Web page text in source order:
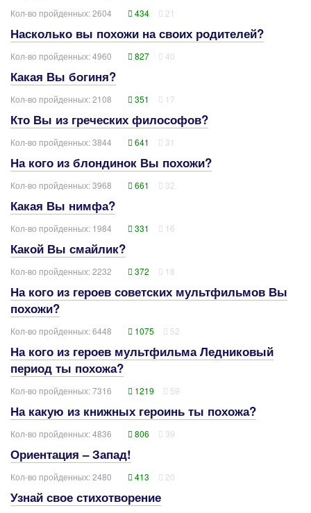
Кол-во пройденных: 2604 434 21
Насколько вы похожи на своих родителей?
Кол-во пройденных: 4960 827 40
Какая Вы богиня?
Кол-во пройденных: 2108 351 17
Кто Вы из греческих философов?
Кол-во пройденных: 3844 641 31
На кого из блондинок Вы похожи?
Кол-во пройденных: 3968 661 32
Какая Вы нимфа?
Кол-во пройденных: 1984 331 16
Какой Вы смайлик?
Кол-во пройденных: 2232 372 18
На кого из героев советских мультфильмов Вы
похожи?
Кол-во пройденных: 6448 1075 52
На кого из героев мультфильма Ледниковый
период ты похожа?
Кол-во пройденных: 7316 1219 59
На какую из книжных героинь ты похожа?
Кол-во пройденных: 4836 806 39
Ориентация – Запад!
Кол-во пройденных: 2480 413 20
Узнай свое стихотворение